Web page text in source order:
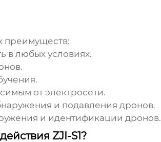
преимуществ:
в любых условиях.
от электросети.
и подавления дронов.
и идентификации дронов.
ZJI-S1?